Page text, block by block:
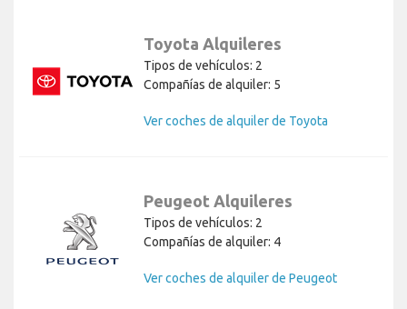
Toyota Alquileres
Tipos de vehículos: 2
Compañías de alquiler: 5
Ver coches de alquiler de Toyota
Peugeot Alquileres
Tipos de vehículos: 2
Compañías de alquiler: 4
Ver coches de alquiler de Peugeot